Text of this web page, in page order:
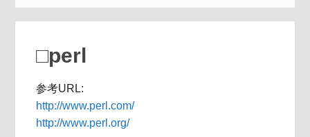
□perl
参考URL:
http://www.perl.com/
http://www.perl.org/